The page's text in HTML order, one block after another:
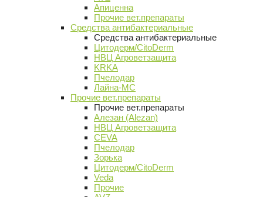
Апиценна
Прочие вет.препараты
Средства антибактериальные
Средства антибактериальные
Цитодерм/CitoDerm
НВЦ Агроветзащита
KRKA
Пчелодар
Лайна-МС
Прочие вет.препараты
Прочие вет.препараты
Алезан (Alezan)
НВЦ Агроветзащита
CEVA
Пчелодар
Зорька
Цитодерм/CitoDerm
Veda
Прочие